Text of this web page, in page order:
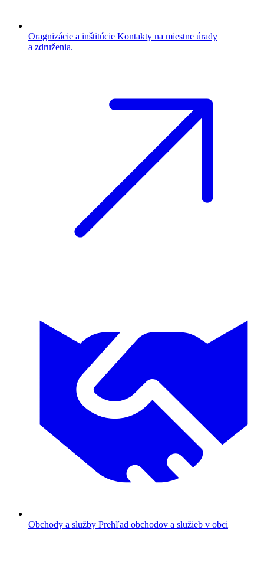
Oragnizácie a inštitúcie Kontakty na miestne úrady
a združenia.
Obchody a služby Prehľad obchodov a služieb v obci